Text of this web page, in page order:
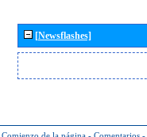
[Newsflashes]